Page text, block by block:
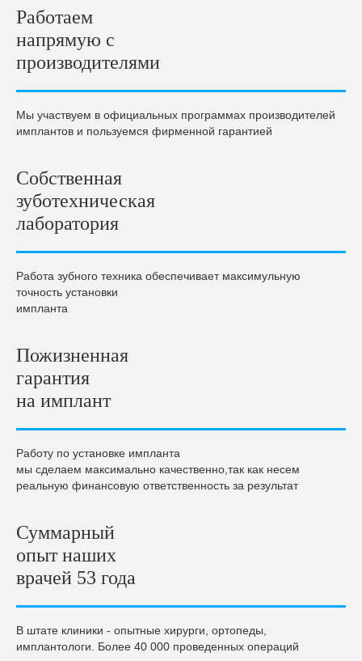
Работаем
напрямую с
производителями
Мы участвуем в официальных программах производителей
имплантов и пользуемся фирменной гарантией
Собственная
зуботехническая
лаборатория
Работа зубного техника обеспечивает максимульную
точность установки
импланта
Пожизненная
гарантия
на имплант
Работу по установке импланта
мы сделаем максимально качественно,так как несем
реальную финансовую ответственность за результат
Суммарный
опыт наших
врачей 53 года
В штате клиники - опытные хирурги, ортопеды,
имплантологи. Более 40 000 проведенных операций